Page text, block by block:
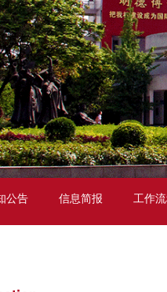
公告 信息简报 工作